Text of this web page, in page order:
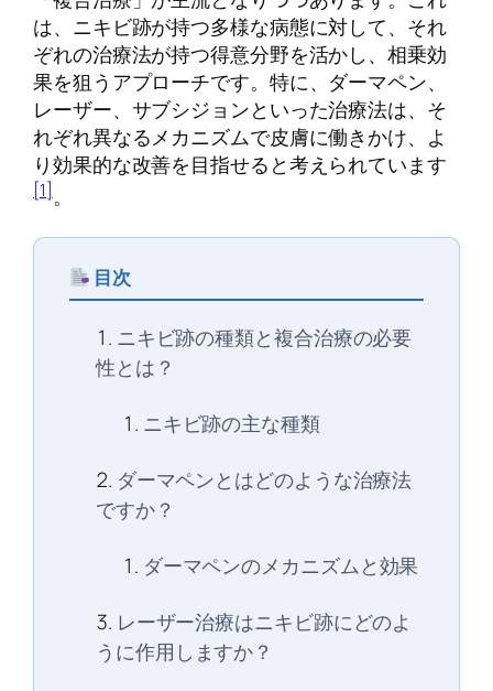
は、ニキビ跡が持つ多様な病態に対して、それ
ぞれの治療法が持つ得意分野を活かし、相乗効
果を狙うアプローチです。特に、ダーマペン、
レーザー、サブシジョンといった治療法は、そ
れぞれ異なるメカニズムで皮膚に働きかけ、よ
り効果的な改善を目指せると考えられています
[1]。
目次
ニキビ跡の種類と複合治療の必要
性とは？
ニキビ跡の主な種類
ダーマペンとはどのような治療法
ですか？
ダーマペンのメカニズムと効果
レーザー治療はニキビ跡にどのよ
うに作用しますか？